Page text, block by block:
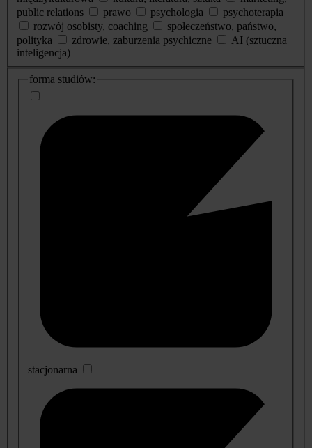
public relations
prawo psychologia
psychoterapia
rozwój osobisty, coaching
społeczeństwo, państwo,
polityka
zdrowie, zaburzenia psychiczne
AI (sztuczna
inteligencja)
dodatkowe
informacje
forma studiów:
stacjonarna